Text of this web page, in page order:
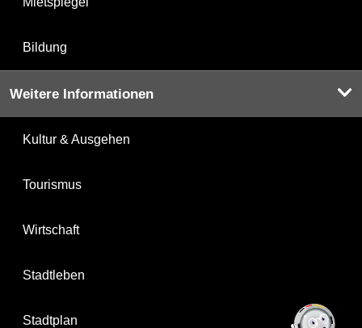
Bildung
Weitere Informationen
Kultur & Ausgehen
Tourismus
Wirtschaft
Stadtleben
Stadtplan